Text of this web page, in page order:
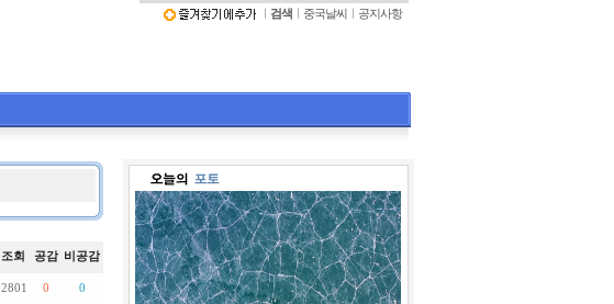
검색 중국날씨 공지사항
조회 공감 비공감
2801 0 0